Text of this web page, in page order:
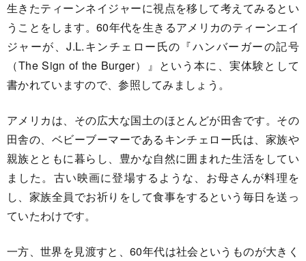
生きたティーンネイジャーに視点を移して考えてみるとい
うことをします。60年代を生きるアメリカのティーンエイ
ジャーが、J.L.キンチェロー氏の『ハンバーガーの記号
（The Sign of the Burger）』という本に、実体験として
書かれていますので、参照してみましょう。
アメリカは、その広大な国土のほとんどが田舎です。その
田舎の、ベビーブーマーであるキンチェロー氏は、家族や
親族とともに暮らし、豊かな自然に囲まれた生活をしてい
ました。古い映画に登場するような、お母さんが料理を
し、家族全員でお祈りをして食事をするという毎日を送っ
ていたわけです。
一方、世界を見渡すと、60年代は社会というものが大きく